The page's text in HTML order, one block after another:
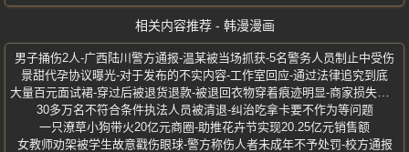
相关内容推荐 - 韩漫漫画
男子捅伤2人-广西陆川警方通报-温某被当场抓获-5名警务人员制止中受伤
景甜代孕协议曝光-对于发布的不实内容-工作室回应-通过法律追究到底
30多万名不符合条件执法人员被清退-纠治吃拿卡要不作为等问题
一只潦草小狗带火20亿元商圈-助推花卉节实现20.25亿元销售额
女教师劝架被学生故意戳伤眼球-警方称伤人者未成年不予处罚-校方通报